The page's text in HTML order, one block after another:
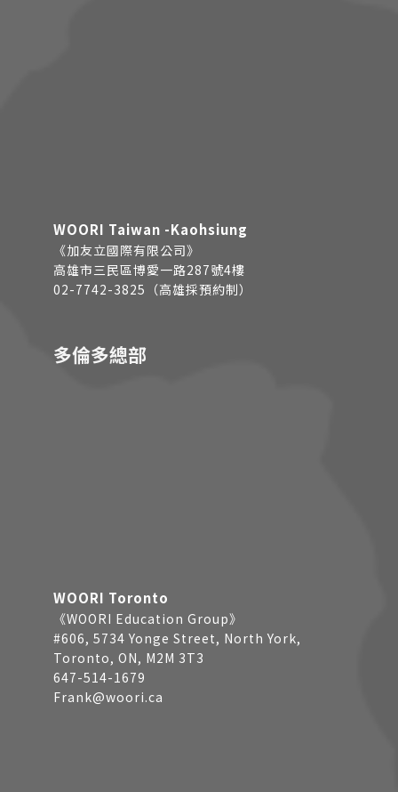
WOORI Taiwan -Kaohsiung
《加友立國際有限公司》
高雄市三民區博愛一路287號4樓
02-7742-3825（高雄採預約制）
多倫多總部
WOORI Toronto
《WOORI Education Group》
#606, 5734 Yonge Street, North York,
Toronto, ON, M2M 3T3
647-514-1679
Frank@woori.ca